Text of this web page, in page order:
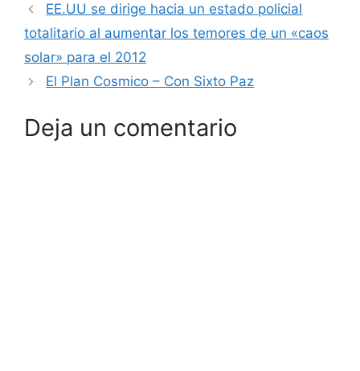
EE.UU se dirige hacia un estado policial
totalitario al aumentar los temores de un «caos
solar» para el 2012
El Plan Cosmico – Con Sixto Paz
Deja un comentario